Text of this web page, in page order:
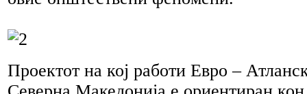
Проектот на кој работи Евро –